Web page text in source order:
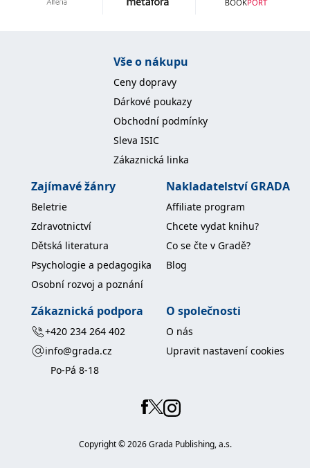
Vše o nákupu
Ceny dopravy
Dárkové poukazy
Obchodní podmínky
Sleva ISIC
Zákaznická linka
Zajímavé žánry
Beletrie
Zdravotnictví
Dětská literatura
Psychologie a pedagogika
Osobní rozvoj a poznání
Nakladatelství GRADA
Affiliate program
Chcete vydat knihu?
Co se čte v Gradě?
Blog
Zákaznická podpora
+420 234 264 402
info@grada.cz
Po-Pá 8-18
O společnosti
O nás
Upravit nastavení cookies
Copyright ©2026Grada Publishing, a.s.